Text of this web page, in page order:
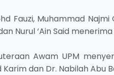
Fauzi, Muhammad Najmi
Nurul ‘Ain Said
Awam UPM
dan Dr. Nabilah Abu